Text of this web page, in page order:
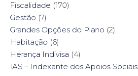
Fiscalidade (170)
Gestão (7)
Grandes Opções do Plano (2)
Habitação (6)
Herança Indivisa (4)
IAS – Indexante dos Apoios Sociais